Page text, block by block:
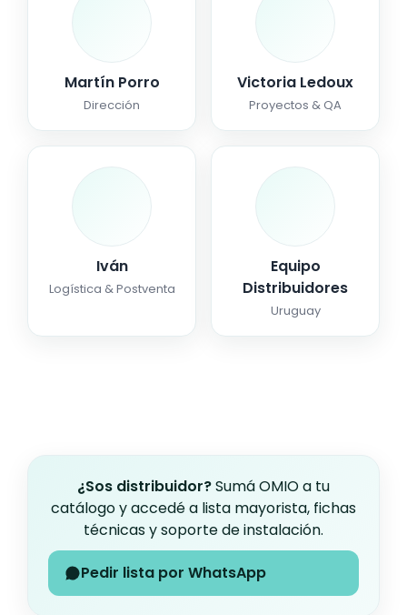
Martín Porro
Dirección
Victoria Ledoux
Proyectos & QA
Iván
Logística & Postventa
Equipo
Distribuidores
Uruguay
¿Sos distribuidor?Sumá OMIO a tu
catálogo y accedé a lista mayorista, fichas
técnicas y soporte de instalación.
Pedir lista por WhatsApp